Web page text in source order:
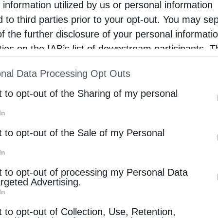
information utilized by us or personal information
to third parties prior to your opt-out. You may
the further disclosure of your personal
on the IAB’s list of downstream participants.
of Downstream Participantsthat may further
parties.
Data Processing Opt Outs
to opt-out of the Sharing of my personal
to opt-out of the Sale of my Personal
to opt-out of processing my Personal Data
Advertising.
to opt-out of Collection, Use, Retention,
με τους ενάγοντες, έχουν αποψιλωθεί πάνω από
από τα σημαντικότερα οικοσυστήματα
αυτή φέρεται να έχει άμεσες
καταστροφή» που έχει καταγραφεί
στόχος της προσφυγής είναι η αποκατάσταση του
όπως η Stay Grounded, η οποία καταγγέλλει
οικονομικά συμφέροντα εις βάρος των τοπικών
από το 7ο Ομοσπονδιακό Δικαστήριο της
την πλευρά της, η Fraport Brasil δηλώνει ότι
και ρυθμιστικό πλαίσιο σε ομοσπονδιακό,
εντός του αεροδρομίου υλοποιούνται με τις
της περιφερειακής ανάπτυξης, με σεβασμό στις αρχές